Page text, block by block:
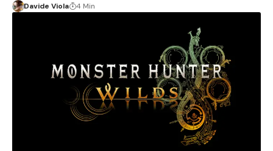
Davide Viola 4 Min